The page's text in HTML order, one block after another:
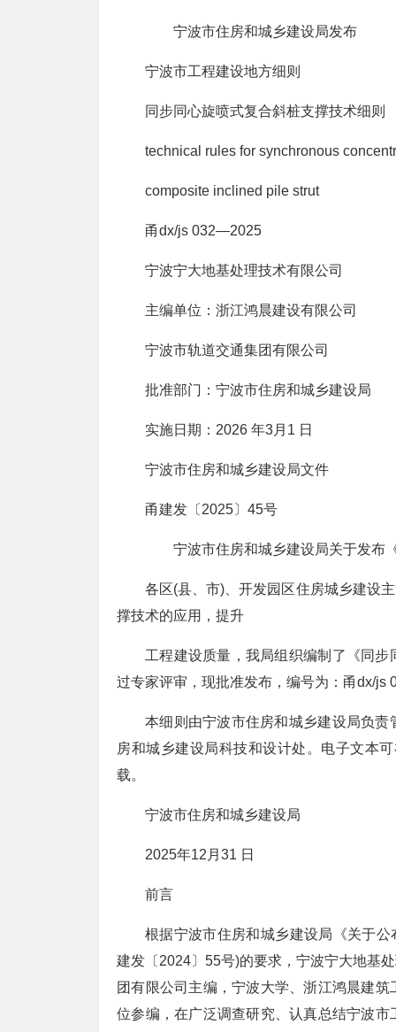
宁波市住房和城乡建设局发布
宁波市工程建设地方细则
同步同心旋喷式复合斜桩支撑技术细则
technical rules for synchronous
composite inclined pile strut
甬dx/js 032—2025
宁波宁大地基处理技术有限公司
主编单位：浙江鸿晨建设有限公司
宁波市轨道交通集团有限公司
批准部门：宁波市住房和城乡建设局
实施日期：2026 年3月1 日
宁波市住房和城乡建设局文件
甬建发〔2025〕45号
宁波市住房和城乡建设局关于发布《
各区(县、市)、开发园区住房城乡建设
撑技术的应用，提升
工程建设质量，我局组织编制了《同
过专家评审，现批准发布，编号为：甬dx/js
本细则由宁波市住房和城乡建设局负
房和城乡建设局科技和设计处。电子文本
载。
宁波市住房和城乡建设局
2025年12月31 日
前言
根据宁波市住房和城乡建设局《关于
建发〔2024〕55号)的要求，宁波宁大地基
团有限公司主编，宁波大学、浙江鸿晨建
位参编，在广泛调查研究、认真总结宁波